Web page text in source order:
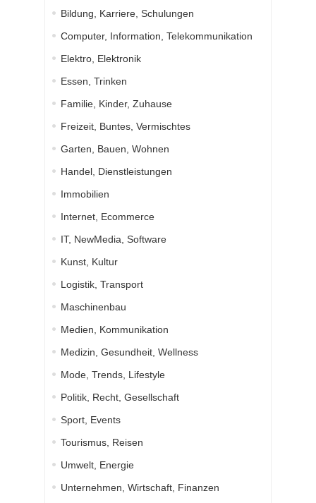
Bildung, Karriere, Schulungen
Computer, Information, Telekommunikation
Elektro, Elektronik
Essen, Trinken
Familie, Kinder, Zuhause
Freizeit, Buntes, Vermischtes
Garten, Bauen, Wohnen
Handel, Dienstleistungen
Immobilien
Internet, Ecommerce
IT, NewMedia, Software
Kunst, Kultur
Logistik, Transport
Maschinenbau
Medien, Kommunikation
Medizin, Gesundheit, Wellness
Mode, Trends, Lifestyle
Politik, Recht, Gesellschaft
Sport, Events
Tourismus, Reisen
Umwelt, Energie
Unternehmen, Wirtschaft, Finanzen